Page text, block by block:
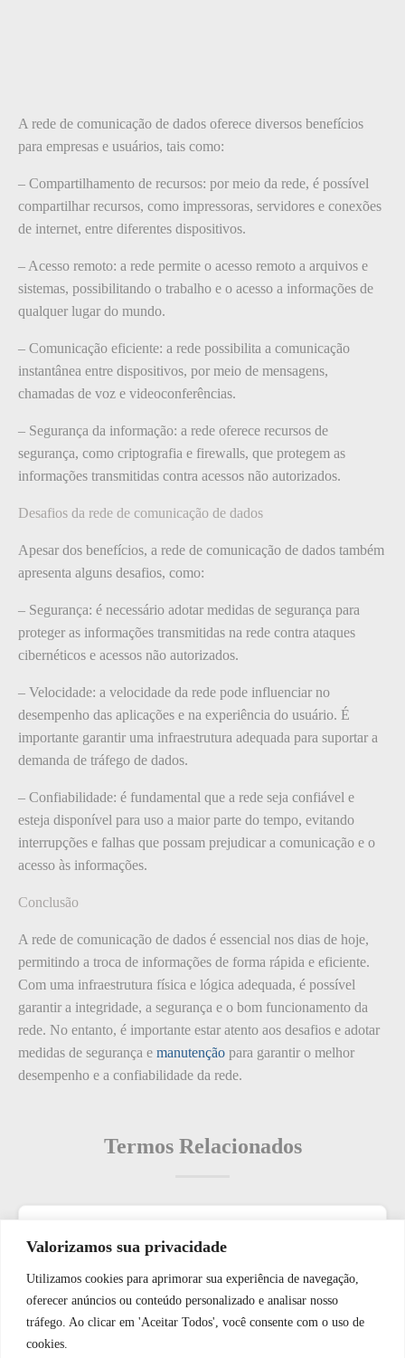
Valorizamos sua privacidade
Utilizamos cookies para aprimorar sua experiência de navegação,
oferecer anúncios ou conteúdo personalizado e analisar nosso
tráfego. Ao clicar em 'Aceitar Todos', você consente com o uso de
cookies.
A rede de comunicação de dados oferece diversos benefícios
para empresas e usuários, tais como:
– Compartilhamento de recursos: por meio da rede, é possível
compartilhar recursos, como impressoras, servidores e conexões
de internet, entre diferentes dispositivos.
– Acesso remoto: a rede permite o acesso remoto a arquivos e
sistemas, possibilitando o trabalho e o acesso a informações de
qualquer lugar do mundo.
– Comunicação eficiente: a rede possibilita a comunicação
instantânea entre dispositivos, por meio de mensagens,
chamadas de voz e videoconferências.
– Segurança da informação: a rede oferece recursos de
segurança, como criptografia e firewalls, que protegem as
informações transmitidas contra acessos não autorizados.
Desafios da rede de comunicação de dados
Apesar dos benefícios, a rede de comunicação de dados também
apresenta alguns desafios, como:
– Segurança: é necessário adotar medidas de segurança para
proteger as informações transmitidas na rede contra ataques
cibernéticos e acessos não autorizados.
– Velocidade: a velocidade da rede pode influenciar no
desempenho das aplicações e na experiência do usuário. É
importante garantir uma infraestrutura adequada para suportar a
demanda de tráfego de dados.
– Confiabilidade: é fundamental que a rede seja confiável e
esteja disponível para uso a maior parte do tempo, evitando
interrupções e falhas que possam prejudicar a comunicação e o
acesso às informações.
Conclusão
A rede de comunicação de dados é essencial nos dias de hoje,
permitindo a troca de informações de forma rápida e eficiente.
Com uma infraestrutura física e lógica adequada, é possível
garantir a integridade, a segurança e o bom funcionamento da
rede. No entanto, é importante estar atento aos desafios e adotar
medidas de segurança e manutenção para garantir o melhor
desempenho e a confiabilidade da rede.
Termos Relacionados
O que é: Quotas de Vídeo em Tempo Real de Rede de
Segurança
O que é: Jato de Ar Comprimido
WhatsApp JF Tech